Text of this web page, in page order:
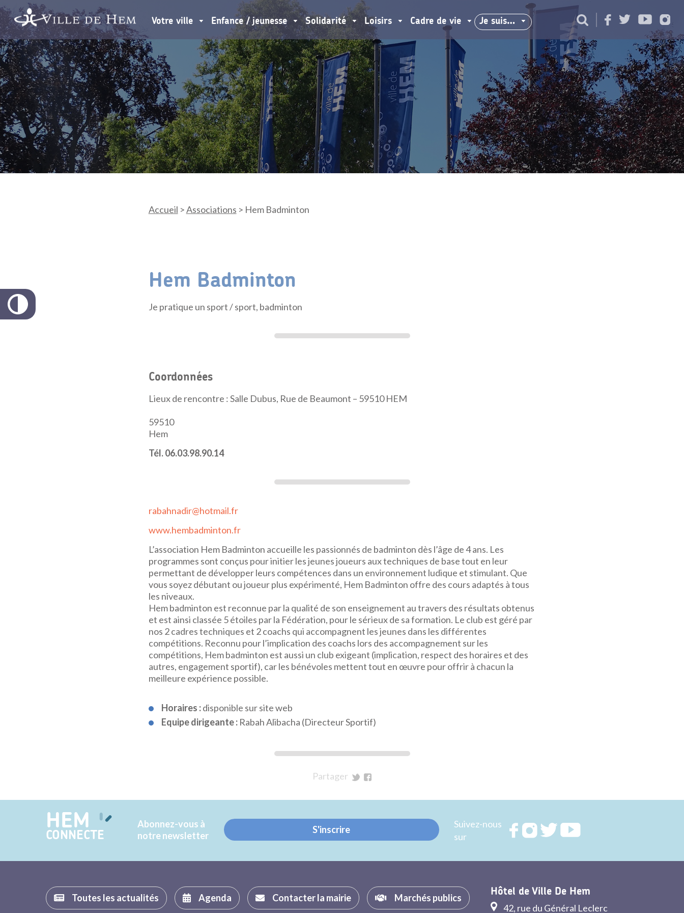
Votre ville Enfance / jeunesse Solidarité Loisirs Cadre de vie Je suis…
Accueil >Associations > Hem Badminton
Hem Badminton
Je pratique un sport/ sport, badminton
Coordonnées
Lieux de rencontre : Salle Dubus, Rue de Beaumont – 59510 HEM
59510
Hem
Tél. 06.03.98.90.14
rabahnadir@hotmail.fr
www.hembadminton.fr
L’association Hem Badminton accueille les passionnés de badminton dès l’âge de 4 ans. Les
programmes sont conçus pour initier les jeunes joueurs aux techniques de base tout en leur
permettant de développer leurs compétences dans un environnement ludique et stimulant. Que
vous soyez débutant ou joueur plus expérimenté, Hem Badminton offre des cours adaptés à tous
les niveaux.
Hem badminton est reconnue par la qualité de son enseignement au travers des résultats obtenus
et est ainsi classée 5 étoiles par la Fédération, pour le sérieux de sa formation. Le club est géré par
nos 2 cadres techniques et 2 coachs qui accompagnent les jeunes dans les différentes
compétitions. Reconnu pour l’implication des coachs lors des accompagnement sur les
compétitions, Hem badminton est aussi un club exigeant (implication, respect des horaires et des
autres, engagement sportif), car les bénévoles mettent tout en œuvre pour offrir à chacun la
meilleure expérience possible.
Horaires :disponible sur site web
Equipe dirigeante :Rabah Alibacha (Directeur Sportif)
Partager
Twitter
Facebook
HEM
CONNECTE
Abonnez-vous à
notre newsletter
S'inscrire
Suivez-nous
sur
RejoignezRejoignezRejoignez
Toutes les actualités Agenda Contacter la mairie Marchés publics
Hôtel de Ville De Hem
42, rue du Général Leclerc